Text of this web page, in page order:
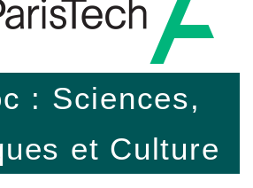
: Sciences,
et Culture